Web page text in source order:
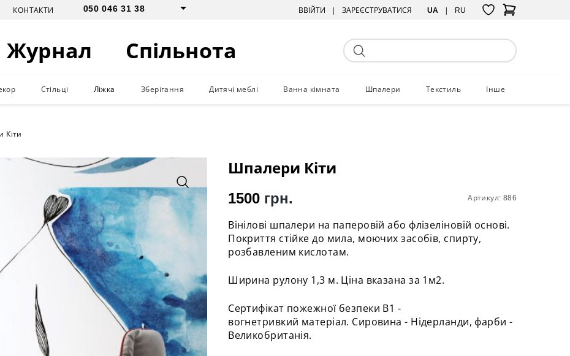
КОНТАКТИ 050 046 31 38 ВВІЙТИ ЗАРЕЄСТРУВАТИСЯ UA RU
Журнал Спільнота
Стільці Ліжка Зберігання Дитячі меблі Ванна кімната Шпалери Текстиль Інше
Кіти
Шпалери Кіти
Артикул: 886
1500 грн.
Вінілові шпалери на паперовій або флізеліновій основі.
Покриття стійке до мила, моючих засобів, спирту,
розбавленим кислотам.
Ширина рулону 1,3 м. Ціна вказана за 1м2.
Сертифікат пожежної безпеки B1 -
вогнетривкий матеріал. Сировина - Нідерланди, фарби -
Великобританія.